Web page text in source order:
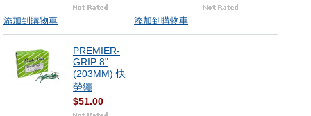
添加到購物車 添加到購物車
PREMIER-
GRIP 8"
(203MM) 快
勞繩
$51.00